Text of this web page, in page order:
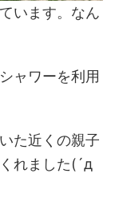
います。なん
ャワーを利用
た近くの親子
れました(´д